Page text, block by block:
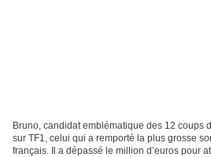
Bruno, candidat emblématique des 12 coups
sur TF1, celui qui a remporté la plus grosse
français. Il a dépassé le million d’euros pour